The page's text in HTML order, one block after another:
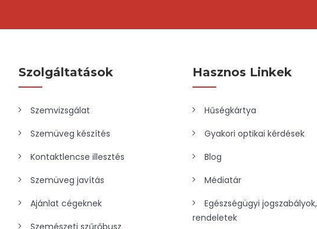
Szolgáltatások
Szemvizsgálat
Szemüveg készítés
Kontaktlencse illesztés
Szemüveg javítás
Ajánlat cégeknek
Szemészeti szűrőbusz
Hasznos Linkek
Hűségkártya
Gyakori optikai kérdések
Blog
Médiatár
Egészségügyi jogszabályok,
rendeletek